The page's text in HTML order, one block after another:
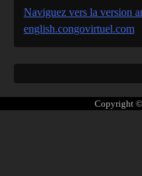
Naviguez vers la version
english.congovirtuel.com
Copyright